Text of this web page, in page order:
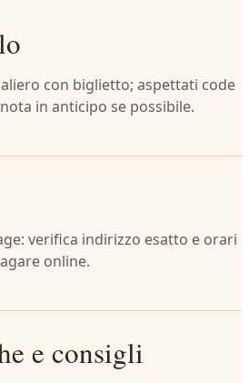
con biglietto; aspettati code
in anticipo se possibile.
verifica indirizzo esatto e orari
online.
e consigli